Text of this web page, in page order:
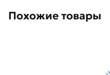
Похожие товары